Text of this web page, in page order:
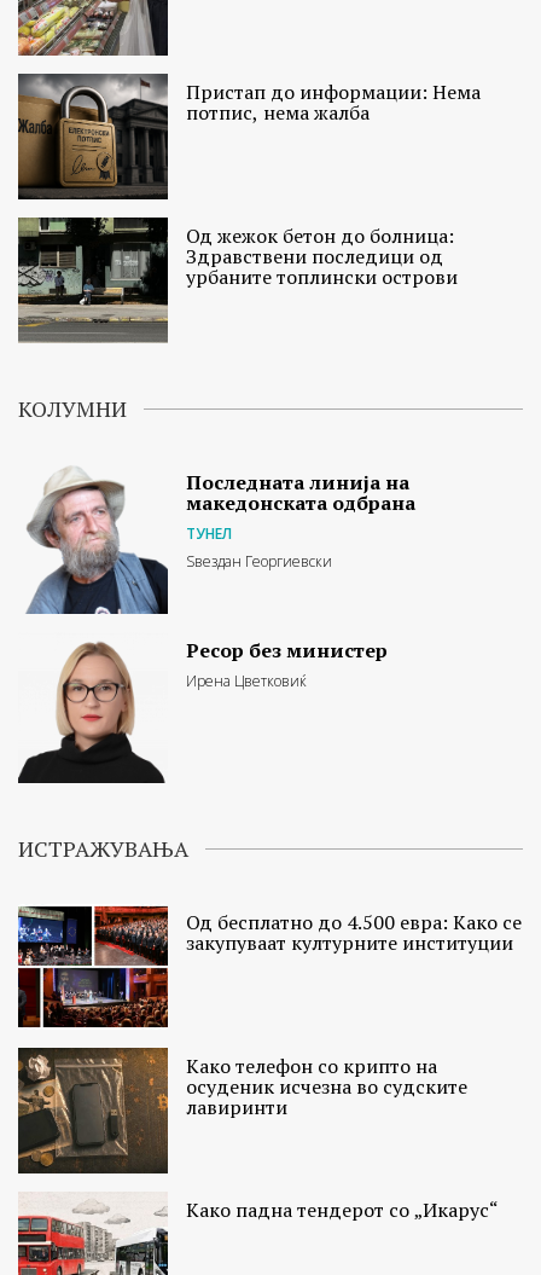
Пристап до информации: Нема
потпис, нема жалба
Од жежок бетон до болница:
Здравствени последици од
урбаните топлински острови
КОЛУМНИ
Последната линија на
македонската одбрана
ТУНЕЛ
Ѕвездан Георгиевски
Ресор без министер
Ирена Цветковиќ
ИСТРАЖУВАЊА
Од бесплатно до 4.500 евра: Како се
закупуваат културните институции
Како телефон со крипто на
осуденик исчезна во судските
лавиринти
Како падна тендерот со „Икарус“